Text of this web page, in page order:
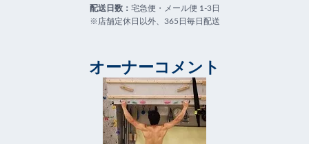
配送日数： 宅急便・メール便 1-3日
※店舗定休日以外、365日毎日配送
オーナーコメント